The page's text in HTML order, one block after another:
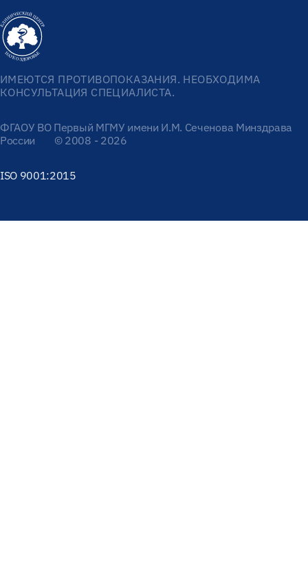
ИМЕЮТСЯ ПРОТИВОПОКАЗАНИЯ. НЕОБХОДИМА
КОНСУЛЬТАЦИЯ СПЕЦИАЛИСТА.
ФГАОУ ВО Первый МГМУ имени И.М. Сеченова Минздрава
России
© 2008 - 2026
ISO 9001:2015